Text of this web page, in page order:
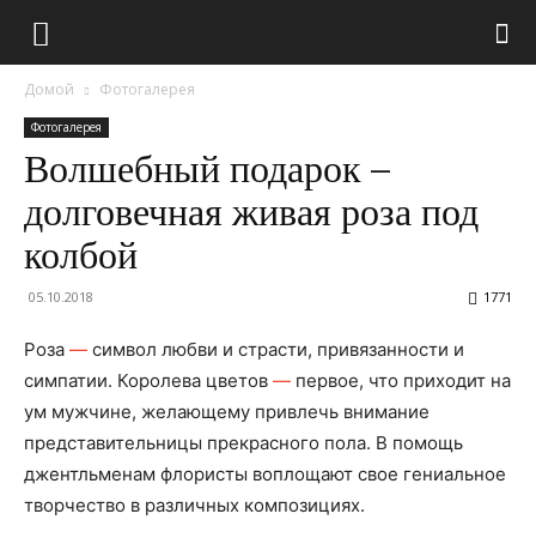
Домой Фотогалерея
Фотогалерея
Волшебный подарок –
долговечная живая роза под
колбой
05.10.2018 1771
Роза — символ любви и страсти, привязанности и
симпатии. Королева цветов — первое, что приходит на
ум мужчине, желающему привлечь внимание
представительницы прекрасного пола. В помощь
джентльменам флористы воплощают свое гениальное
творчество в различных композициях.